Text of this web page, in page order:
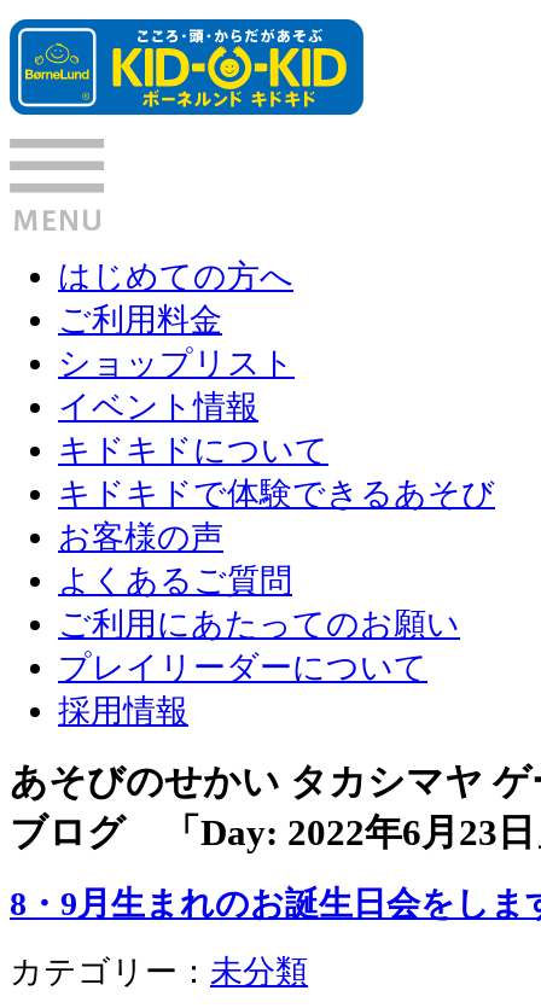
はじめての方へ
ご利用料金
ショップリスト
イベント情報
キドキドについて
キドキドで体験できるあそび
お客様の声
よくあるご質問
ご利用にあたってのお願い
プレイリーダーについて
採用情報
あそびのせかい タカシマヤ
ブログ 「Day: 2022年6月23日
8・9月生まれのお誕生日会をしま
カテゴリー： 未分類